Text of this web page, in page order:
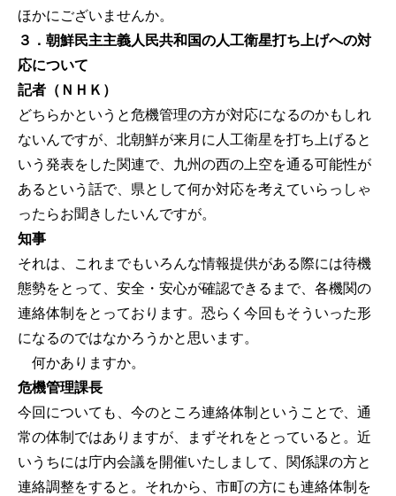
ほかにございませんか。
３．朝鮮民主主義人民共和国の人工衛星打ち上げへの対
応について
記者（ＮＨＫ）
どちらかというと危機管理の方が対応になるのかもしれ
ないんですが、北朝鮮が来月に人工衛星を打ち上げると
いう発表をした関連で、九州の西の上空を通る可能性が
あるという話で、県として何か対応を考えていらっしゃ
ったらお聞きしたいんですが。
知事
それは、これまでもいろんな情報提供がある際には待機
態勢をとって、安全・安心が確認できるまで、各機関の
連絡体制をとっております。恐らく今回もそういった形
になるのではなかろうかと思います。
何かありますか。
危機管理課長
今回についても、今のところ連絡体制ということで、通
常の体制ではありますが、まずそれをとっていると。近
いうちには庁内会議を開催いたしまして、関係課の方と
連絡調整をすると。それから、市町の方にも連絡体制を